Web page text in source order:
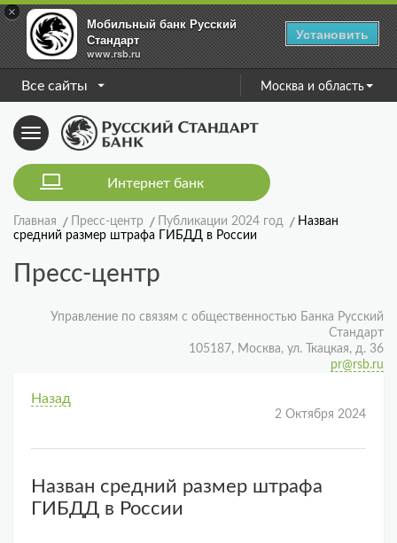
×
Мобильный банк Русский
Стандарт
www.rsb.ru
Установить
Все сайты Москва и область
Toggle
navigation
Интернет банк
Главная Пресс-центр Публикации 2024 год
Назван
средний размер штрафа ГИБДД в России
Пресс-центр
Управление по связям с общественностью Банка Русский
Стандарт
105187, Москва, ул. Ткацкая, д. 36
pr@rsb.ru
Назад
2 Октября 2024
Назван средний размер штрафа
ГИБДД в России